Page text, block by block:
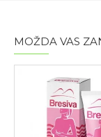
MOŽDA VAS